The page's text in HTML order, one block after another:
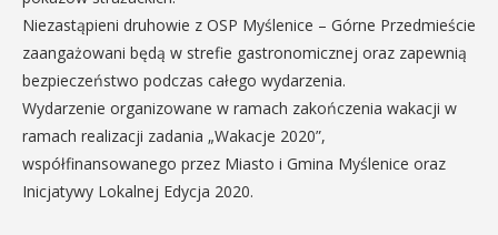
Niezastąpieni druhowie z OSP Myślenice – Górne Przedmieście
zaangażowani będą w strefie gastronomicznej oraz zapewnią
bezpieczeństwo podczas całego wydarzenia.
Wydarzenie organizowane w ramach zakończenia wakacji w
ramach realizacji zadania „Wakacje 2020”,
współfinansowanego przez Miasto i Gmina Myślenice oraz
Inicjatywy Lokalnej Edycja 2020.